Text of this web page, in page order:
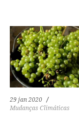
29 jan 2020
Mudanças Climáticas